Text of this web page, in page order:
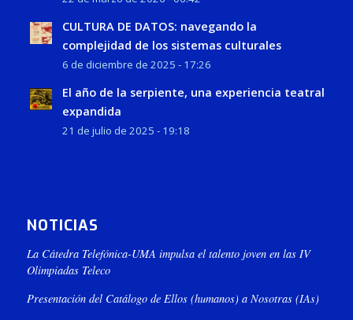
CULTURA DE DATOS: navegando la
complejidad de los sistemas culturales
6 de diciembre de 2025 - 17:26
El año de la serpiente, una experiencia teatral
expandida
21 de julio de 2025 - 19:18
NOTICIAS
La Cátedra Telefónica-UMA impulsa el talento joven en las IV
Olimpiadas Teleco
Presentación del Catálogo de Ellos (humanos) a Nosotras (IAs)